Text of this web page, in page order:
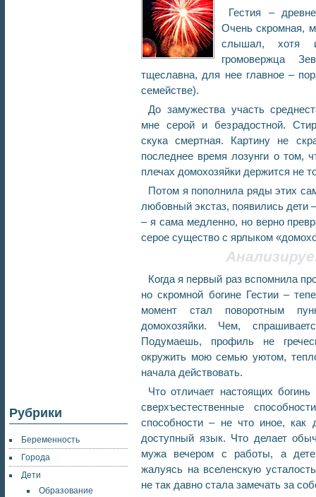
Рубрики
Беременность
Города
Дети
Образование
Гестия –
Очень скромная,
слышал, хотя
громовержца
тщеславна, для нее главное –
семействе).
До замужества участь
мне серой и безрадостной.
скука смертная. Картину не
последнее время лозунги о том,
плечах домохозяйки держится не
Потом я пополнила ряды этих
любовный экстаз, появились дети
– я сама медленно, но верно
серое существо с ярлыком
Когда я первый раз вспомнила
но скромной богине Гестии –
момент стал поворотным
домохозяйки. Чем,
Подумаешь, профиль не
окружить мою семью уютом,
начала действовать.
Что отличает настоящих
сверхъестественные
способности – не что иное, как
доступный язык. Что делает
мужа вечером с работы, а
жалуясь на вселенскую
не так давно стала замечать за